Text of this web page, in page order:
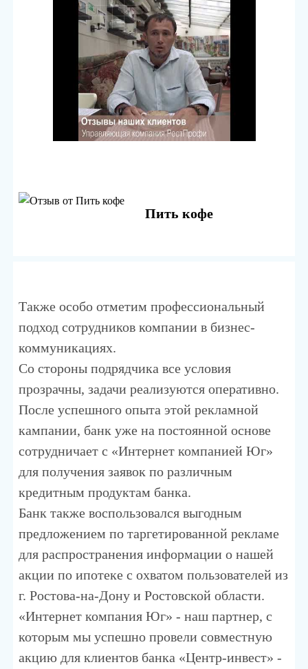
Пить кофе
«Интернет компания Юг» - наш партнер, с
которым мы успешно провели совместную
акцию для клиентов банка «Центр-инвест» -
Банк также воспользовался выгодным
предложением по таргетированной рекламе
для распространения информации о нашей
акции по ипотеке с охватом пользователей из
г. Ростова-на-Дону и Ростовской области.
После успешного опыта этой рекламной
кампании, банк уже на постоянной основе
сотрудничает с «Интернет компанией Юг»
для получения заявок по различным
кредитным продуктам банка.
Со стороны подрядчика все условия
прозрачны, задачи реализуются оперативно.
Также особо отметим профессиональный
подход сотрудников компании в бизнес-
коммуникациях.